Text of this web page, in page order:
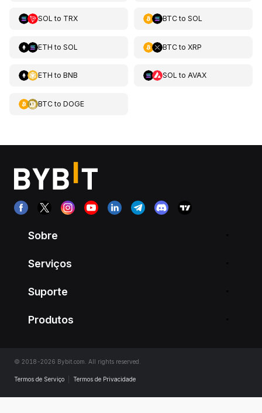
SOL to TRX BTCto SOL
ETH to SOL BTCto XRP
ETH to BNB SOL to AVAX
BTCto DOGE
Sobre
Serviços
Suporte
Produtos
© 2018-2026 Bybit.com. All rights reserved.
Termos de Serviço Termos de Privacidade